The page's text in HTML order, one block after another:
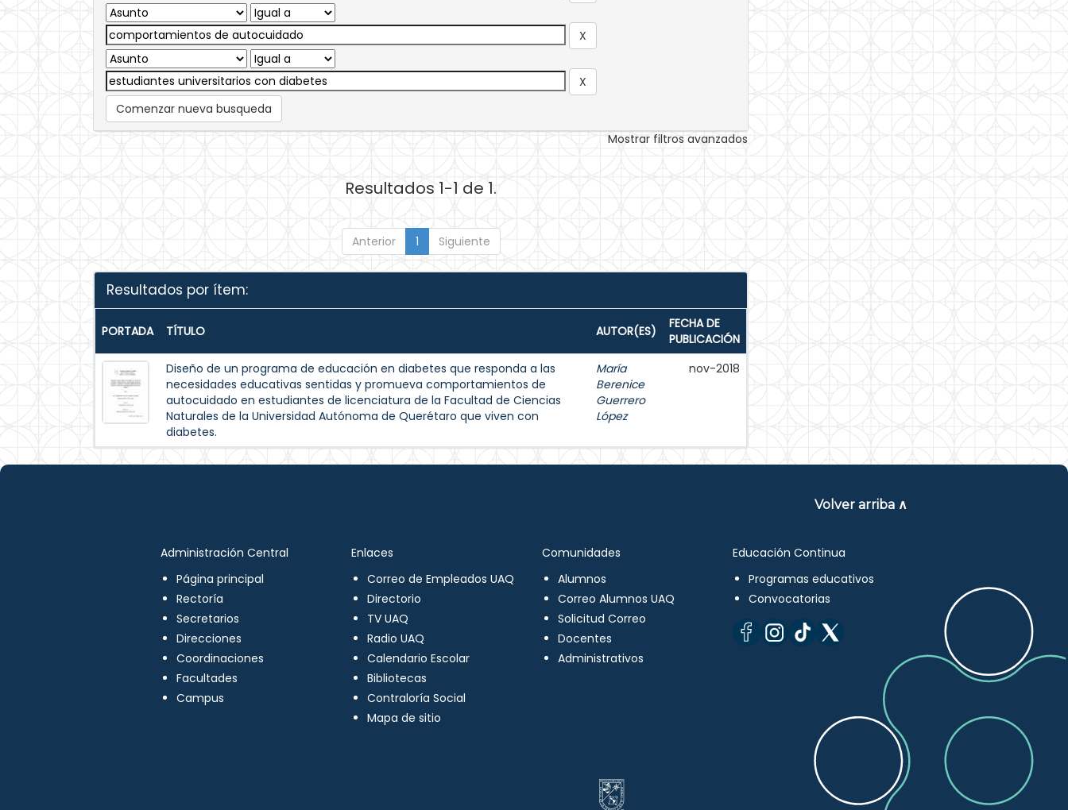
Comenzar nueva busqueda
Mostrar filtros avanzados
Resultados 1-1 de 1.
Anterior 1 Siguiente
Resultados por ítem:
PORTADA TÍTULO AUTOR(ES)
FECHA DE
PUBLICACIÓN
Diseño de un programa de educación en diabetes que responda a las
necesidades educativas sentidas y promueva comportamientos de
autocuidado en estudiantes de licenciatura de la Facultad de Ciencias
Naturales de la Universidad Autónoma de Querétaro que viven con
diabetes.
María
Berenice
Guerrero
López
nov-2018
Volver arriba ∧
Administración Central
Página principal
Rectoría
Secretarios
Direcciones
Coordinaciones
Facultades
Campus
Enlaces
Correo de Empleados UAQ
Directorio
TV UAQ
Radio UAQ
Calendario Escolar
Bibliotecas
Contraloría Social
Mapa de sitio
Comunidades
Alumnos
Correo Alumnos UAQ
Solicitud Correo
Docentes
Administrativos
Educación Continua
Programas educativos
Convocatorias